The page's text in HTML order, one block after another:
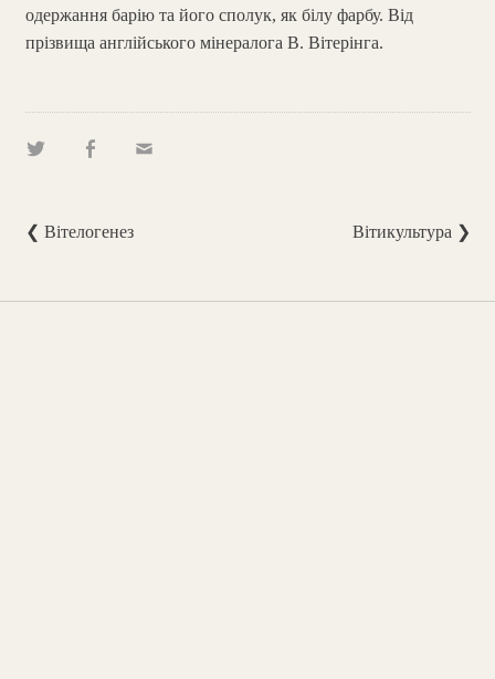
одержання барію та його сполук, як білу фарбу. Від
прізвища англійського мінералога В. Вітерінга.
❮ Вітелогенез Вітикультура ❯